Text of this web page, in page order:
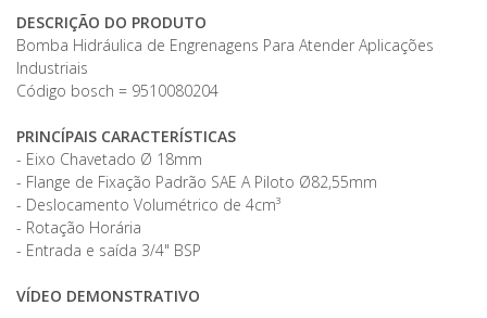
DESCRIÇÃO DO PRODUTO
Bomba Hidráulica de Engrenagens Para Atender Aplicações
Industriais
Código bosch = 9510080204
PRINCÍPAIS CARACTERÍSTICAS
- Eixo Chavetado Ø 18mm
- Flange de Fixação Padrão SAE A Piloto Ø82,55mm
- Deslocamento Volumétrico de 4cm³
- Rotação Horária
- Entrada e saída 3/4" BSP
VÍDEO DEMONSTRATIVO